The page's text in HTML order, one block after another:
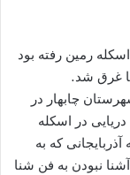
اسکله رمین رفته بود
غرق شد.
چابهار در
در اسکله
داد و اظهار کرد: مرد 38ساله آذربایجانی که به
نبودن به فن شنا